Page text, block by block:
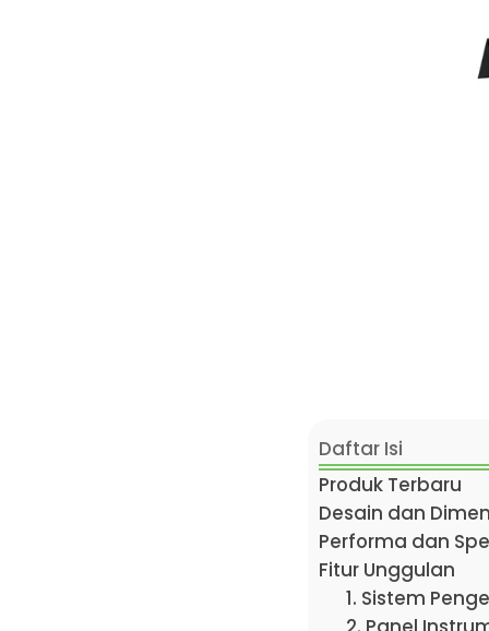
Daftar Isi
Produk Terbaru
Desain dan
Performa dan
Fitur Unggulan
1. Sistem